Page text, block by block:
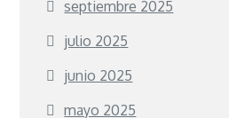
septiembre 2025
julio 2025
junio 2025
mayo 2025